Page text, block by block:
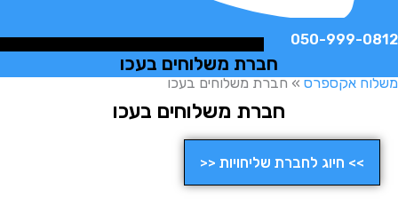
050-999-
חברת משלוחים בעכו
אקספרס»חברת משלוחים בעכו
חברת משלוחים בעכו
>> חיוג לחברת שליחויות <<